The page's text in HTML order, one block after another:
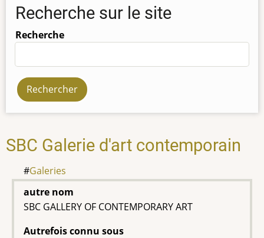
Recherche sur le site
Recherche
SBC Galerie d'art contemporain
Galeries
autre nom
SBC GALLERY OF CONTEMPORARY ART
Autrefois connu sous